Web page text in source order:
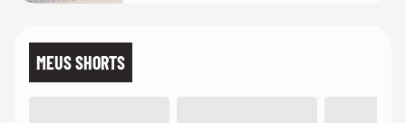
MEUS SHORTS